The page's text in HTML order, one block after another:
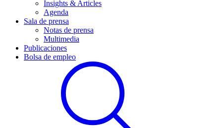
Insights & Articles
Agenda
Sala de prensa
Notas de prensa
Multimedia
Publicaciones
Bolsa de empleo